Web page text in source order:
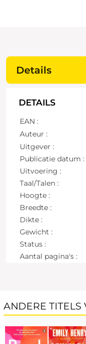
Details
DETAILS
EAN :
Auteur :
Uitgever :
Publicatie datum :
Uitvoering :
Taal/Talen :
Hoogte :
Breedte :
Dikte :
Gewicht :
Status :
Aantal pagina's :
ANDERE TITELS